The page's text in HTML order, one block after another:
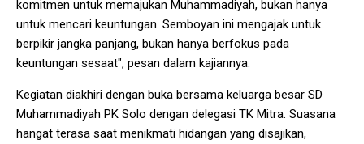
komitmen untuk memajukan Muhammadiyah, bukan hanya
untuk mencari keuntungan. Semboyan ini mengajak untuk
berpikir jangka panjang, bukan hanya berfokus pada
keuntungan sesaat", pesan dalam kajiannya.
Kegiatan diakhiri dengan buka bersama keluarga besar SD
Muhammadiyah PK Solo dengan delegasi TK Mitra. Suasana
hangat terasa saat menikmati hidangan yang disajikan,